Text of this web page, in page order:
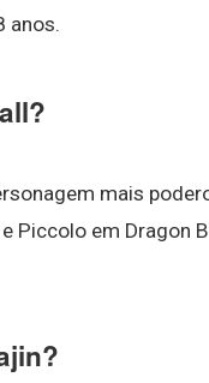
anos.
mais
em Dragon